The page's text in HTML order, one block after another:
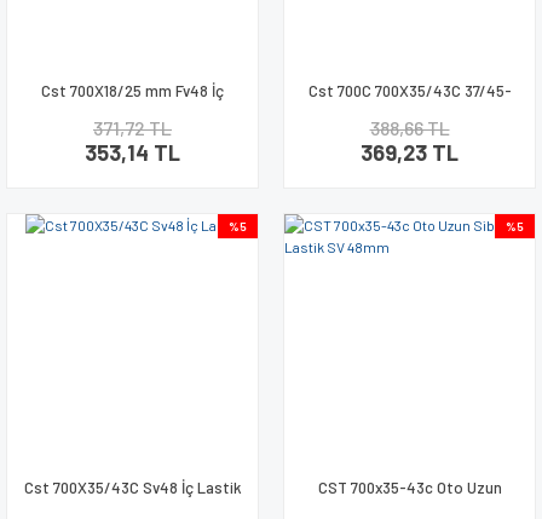
Cst 700X18/25 mm Fv48 İç
371,72 TL
353,14 TL
Cst 700C 700X35/43C 37/45-
388,66 TL
369,23 TL
%5
Cst 700X35/43C Sv48 İç Lastik
%5
CST 700x35-43c Oto Uzun